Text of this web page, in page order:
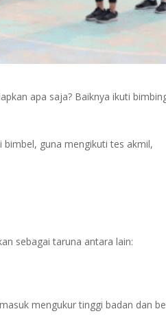
apa saja? Baiknya ikuti
guna mengikuti tes akmil,
sebagai taruna antara lain:
mengukur tinggi badan dan